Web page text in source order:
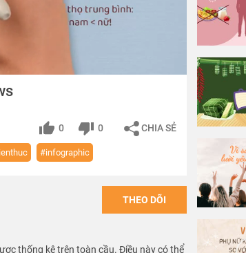
0 0 CHIA SẺ
#infographic
THEO DÕI
thống kê trên toàn cầu. Điều này có thể